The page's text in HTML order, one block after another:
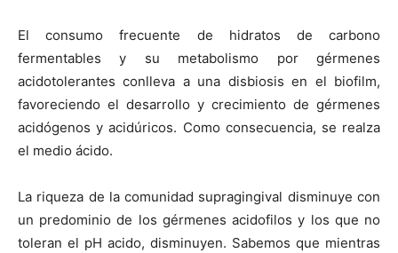
El consumo frecuente de hidratos de carbono
fermentables y su metabolismo por gérmenes
acidotolerantes conlleva a una disbiosis en el biofilm,
favoreciendo el desarrollo y crecimiento de gérmenes
acidógenos y acidúricos. Como consecuencia, se realza
el medio ácido.
La riqueza de la comunidad supragingival disminuye con
un predominio de los gérmenes acidofilos y los que no
toleran el pH acido, disminuyen. Sabemos que mientras